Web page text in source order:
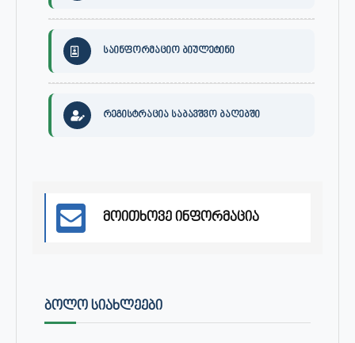
საინფორმაციო ბიულეტინი
რეგისტრაცია საბავშვო ბაღებში
მოითხოვე ინფორმაცია
ᲑᲝᲚᲝ ᲡᲘᲐᲮᲚᲔᲔᲑᲘ